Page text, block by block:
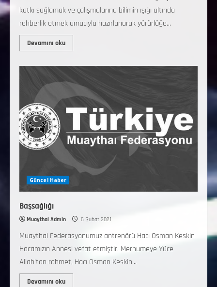
katkı sağlamak ve çalışmalarına bilimin ışığı altında
rehberlik etmek amacıyla hazırlanarak yürürlüğe...
Devamını oku
Güncel Haber
Başsağlığı
Muaythai Admin 6 Şubat 2021
Muaythai Federasyonumuz antrenörü Hacı Osman Keskin
Hocamızın Annesi vefat etmiştir. Merhumeye Yüce
Allah’tan rahmet, Hacı Osman Keskin...
Devamını oku